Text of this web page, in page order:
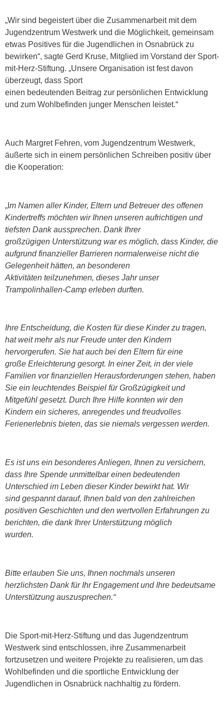
„Wir sind begeistert über die Zusammenarbeit mit dem
Jugendzentrum Westwerk und die Möglichkeit, gemeinsam
etwas Positives für die Jugendlichen in Osnabrück zu
bewirken“, sagte Gerd Kruse, Mitglied im Vorstand der Sport-
mit-Herz-Stiftung. „Unsere Organisation ist fest davon
überzeugt, dass Sport
einen bedeutenden Beitrag zur persönlichen Entwicklung
und zum Wohlbefinden junger Menschen leistet.“
Auch Margret Fehren, vom Jugendzentrum Westwerk,
äußerte sich in einem persönlichen Schreiben positiv über
die Kooperation:
„I m Namen aller Kinder, Eltern und Betreuer des offenen
Kindertreffs möchten wir Ihnen unseren aufrichtigen und
tiefsten Dank aussprechen. Dank Ihrer
großzügigen Unterstützung war es möglich, dass Kinder, die
aufgrund finanzieller Barrieren normalerweise nicht die
Gelegenheit hätten, an besonderen
Aktivitäten teilzunehmen, dieses Jahr unser
Trampolinhallen-Camp erleben durften.
Ihre Entscheidung, die Kosten für diese Kinder zu tragen,
hat weit mehr als nur Freude unter den Kindern
hervorgerufen. Sie hat auch bei den Eltern für eine
große Erleichterung gesorgt. In einer Zeit, in der viele
Familien vor finanziellen Herausforderungen stehen, haben
Sie ein leuchtendes Beispiel für Großzügigkeit und
Mitgefühl gesetzt. Durch Ihre Hilfe konnten wir den
Kindern ein sicheres, anregendes und freudvolles
Ferienerlebnis bieten, das sie niemals vergessen werden.
Es ist uns ein besonderes Anliegen, Ihnen zu versichern,
dass Ihre Spende unmittelbar einen bedeutenden
Unterschied im Leben dieser Kinder bewirkt hat. Wir
sind gespannt darauf, Ihnen bald von den zahlreichen
positiven Geschichten und den wertvollen Erfahrungen zu
berichten, die dank Ihrer Unterstützung möglich
wurden.
Bitte erlauben Sie uns, Ihnen nochmals unseren
herzlichsten Dank für Ihr Engagement und Ihre bedeutsame
Unterstützung auszusprechen.“
Die Sport-mit-Herz-Stiftung und das Jugendzentrum
Westwerk sind entschlossen, ihre Zusammenarbeit
fortzusetzen und weitere Projekte zu realisieren, um das
Wohlbefinden und die sportliche Entwicklung der
Jugendlichen in Osnabrück nachhaltig zu fördern.